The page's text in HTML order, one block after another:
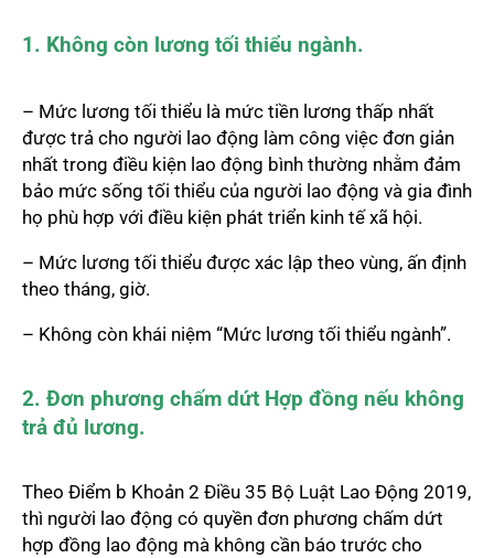
1. Không còn lương tối thiểu ngành.
– Mức lương tối thiểu là mức tiền lương thấp nhất
được trả cho người lao động làm công việc đơn giản
nhất trong điều kiện lao động bình thường nhằm đảm
bảo mức sống tối thiểu của người lao động và gia đình
họ phù hợp với điều kiện phát triển kinh tế xã hội.
– Mức lương tối thiểu được xác lập theo vùng, ấn định
theo tháng, giờ.
– Không còn khái niệm “Mức lương tối thiểu ngành”.
2. Đơn phương chấm dứt Hợp đồng nếu không
trả đủ lương.
Theo Điểm b Khoản 2 Điều 35 Bộ Luật Lao Động 2019,
thì người lao động có quyền đơn phương chấm dứt
hợp đồng lao động mà không cần báo trước cho